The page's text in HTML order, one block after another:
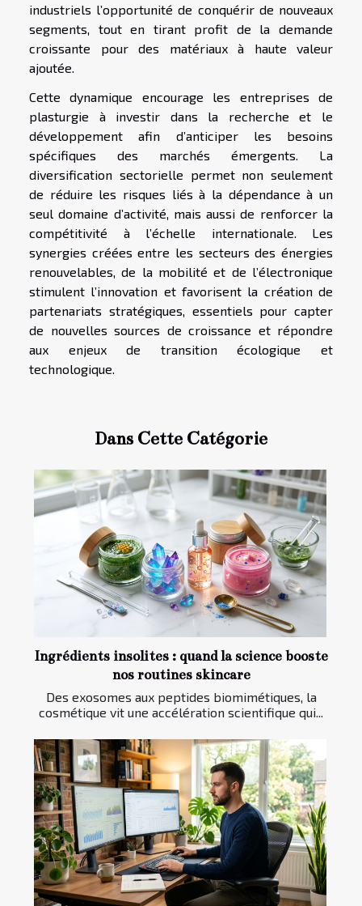
industriels l’opportunité de conquérir de nouveaux
segments, tout en tirant profit de la demande
croissante pour des matériaux à haute valeur
ajoutée.
Cette dynamique encourage les entreprises de
plasturgie à investir dans la recherche et le
développement afin d’anticiper les besoins
spécifiques des marchés émergents. La
diversification sectorielle permet non seulement
de réduire les risques liés à la dépendance à un
seul domaine d’activité, mais aussi de renforcer la
compétitivité à l’échelle internationale. Les
synergies créées entre les secteurs des énergies
renouvelables, de la mobilité et de l’électronique
stimulent l’innovation et favorisent la création de
partenariats stratégiques, essentiels pour capter
de nouvelles sources de croissance et répondre
aux enjeux de transition écologique et
technologique.
Dans Cette Catégorie
Ingrédients insolites : quand la science booste
nos routines skincare
Des exosomes aux peptides biomimétiques, la
cosmétique vit une accélération scientifique qui...